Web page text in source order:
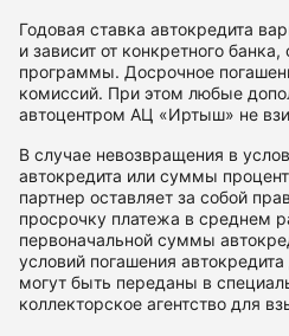
Годовая ставка автокредита
и зависит от конкретного
программы. Досрочное
комиссий. При этом любые
автоцентром АЦ «Иртыш» не
В случае невозвращения в
автокредита или суммы
партнер оставляет за собой
просрочку платежа в среднем
первоначальной суммы
условий погашения
могут быть переданы в
коллекторское агентство для